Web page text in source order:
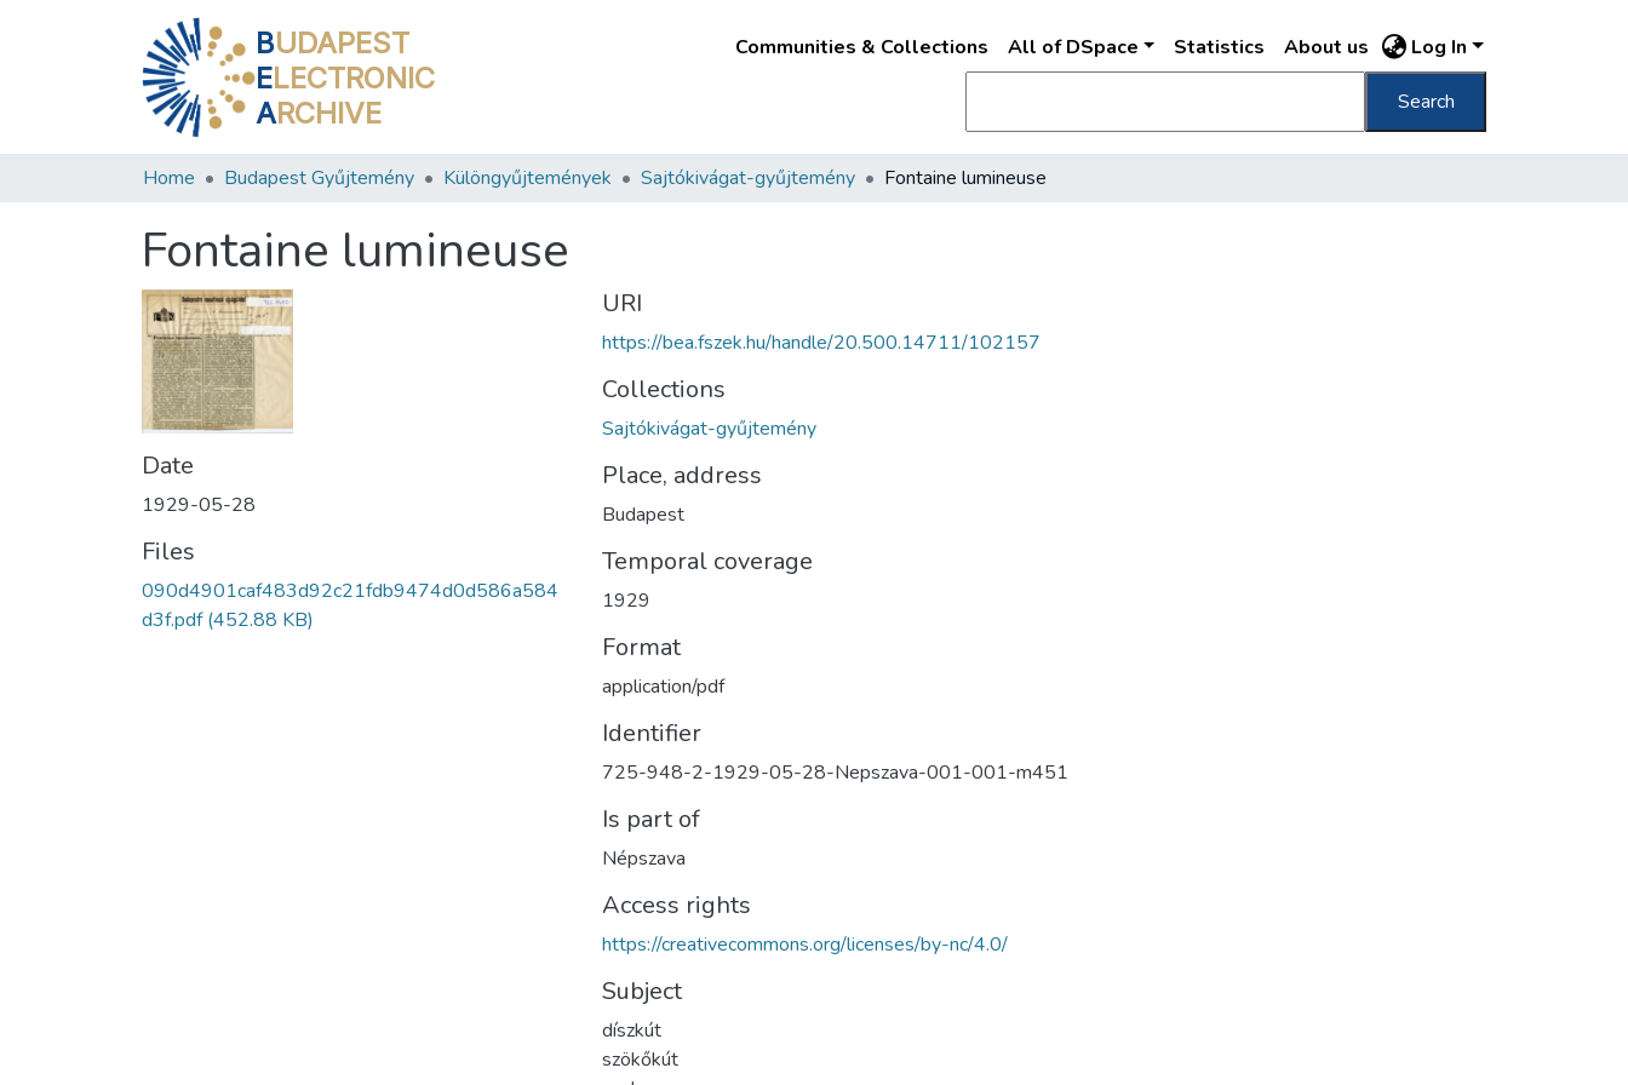
BUDAPEST
ELECTRONIC
ARCHIVE
Communities & Collections All of DSpace Statistics About us Log In
Search
Home Budapest Gyűjtemény Különgyűjtemények Sajtókivágat-gyűjtemény Fontaine lumineuse
Fontaine lumineuse
Date
1929-05-28
Files
090d4901caf483d92c21fdb9474d0d586a584
d3f.pdf(452.88 KB)
URI
https://bea.fszek.hu/handle/20.500.14711/102157
Collections
Sajtókivágat-gyűjtemény
Place, address
Budapest
Temporal coverage
1929
Format
application/pdf
Identifier
725-948-2-1929-05-28-Nepszava-001-001-m451
Is part of
Népszava
Access rights
https://creativecommons.org/licenses/by-nc/4.0/
Subject
díszkút
szökőkút